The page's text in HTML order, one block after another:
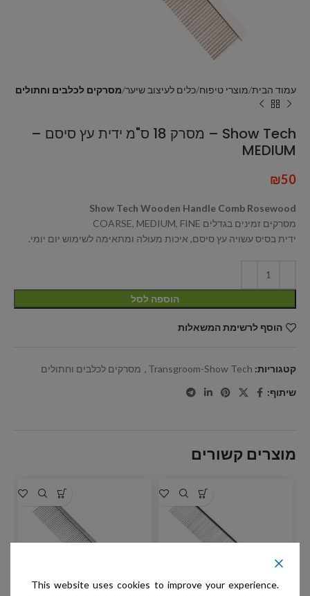
עמוד הבית מוצרי טיפוח כלים לעיצוב שיער מסרקים לכלבים וחתולים
Show Tech – מסרק 18 ס"מ ידית עץ סיסם –
MEDIUM
₪50
Show Tech Wooden Handle Comb Rosewood
מסרקים זמינים בגדלים COARSE, MEDIUM, FINE
ידית בסיס עשויה עץ סיסם, איכות מעולה ומתאימה לשימוש יום יומי.
הוספה לסל
הוסף לרשימת המשאלות
קטגוריות: Transgroom-Show Tech
, מסרקים לכלבים וחתולים
שיתוף:
מוצרים קשורים
This website uses cookies to improve your experience.